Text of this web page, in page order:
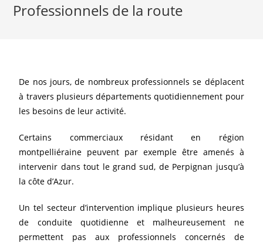
Professionnels de la route
De nos jours, de nombreux professionnels se déplacent
à travers plusieurs départements quotidiennement pour
les besoins de leur activité.
Certains commerciaux résidant en région
montpelliéraine peuvent par exemple être amenés à
intervenir dans tout le grand sud, de Perpignan jusqu’à
la côte d’Azur.
Un tel secteur d’intervention implique plusieurs heures
de conduite quotidienne et malheureusement ne
permettent pas aux professionnels concernés de